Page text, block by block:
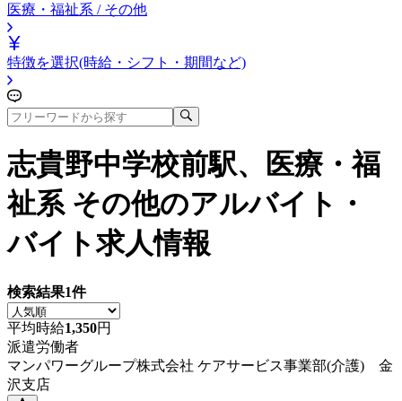
医療・福祉系 / その他
特徴を選択(時給・シフト・期間など)
志貴野中学校前駅、医療・福
祉系 その他のアルバイト・
バイト求人情報
検索結果1件
平均時給1,350円
派遣労働者
マンパワーグループ株式会社 ケアサービス事業部(介護) 金
沢支店